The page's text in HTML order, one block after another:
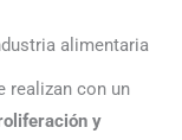
alimentaria
realizan con un
y